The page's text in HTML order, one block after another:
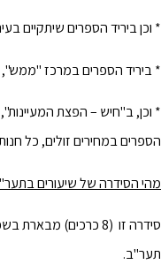
* וכן ביריד הספרים שיתקיים בעיר נתניה
* ביריד הספרים במרכז "ממש", בימים
* וכן, ב"חיש – הפצת
הספרים במחירים זולים, כל
מהי הסידרה של שיעורים
סידרה זו (8 כרכים)
תער"ב.